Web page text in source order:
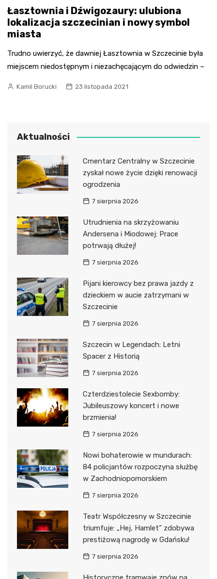
Łasztownia i Dźwigozaury: ulubiona
lokalizacja szczecinian i nowy symbol
miasta
Trudno uwierzyć, że dawniej Łasztownia w Szczecinie była
miejscem niedostępnym i niezachęcającym do odwiedzin –
Kamil Borucki 23 listopada 2021
Aktualności
Cmentarz Centralny w Szczecinie
zyskał nowe życie dzięki renowacji
ogrodzenia
7 sierpnia 2026
Utrudnienia na skrzyżowaniu
Andersena i Miodowej: Prace
potrwają dłużej!
7 sierpnia 2026
Pijani kierowcy bez prawa jazdy z
dzieckiem w aucie zatrzymani w
Szczecinie
7 sierpnia 2026
Szczecin w Legendach: Letni
Spacer z Historią
7 sierpnia 2026
Czterdziestolecie Sexbomby:
Jubileuszowy koncert i nowe
brzmienia!
7 sierpnia 2026
Nowi bohaterowie w mundurach:
84 policjantów rozpoczyna służbę
w Zachodniopomorskiem
7 sierpnia 2026
Teatr Współczesny w Szczecinie
triumfuje: „Hej, Hamlet” zdobywa
prestiżową nagrodę w Gdańsku!
7 sierpnia 2026